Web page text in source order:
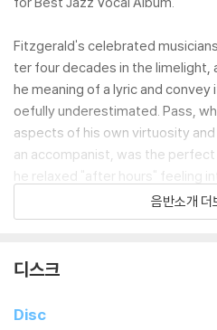
Fitzgerald's celebrated
ter four decades in the limelight,
he meaning of a lyric and
oefully underestimated. Pass,
aspects of his own virtuosity
an accompanist, was the
he relaxed "after hours" feeling
nication. Duke Ellington's
d by four titles, "'Tis Autumn"
"Rain" and "One Note Samba."
Mastered by Doug Sax from the
음반소개 더
디스크
Disc